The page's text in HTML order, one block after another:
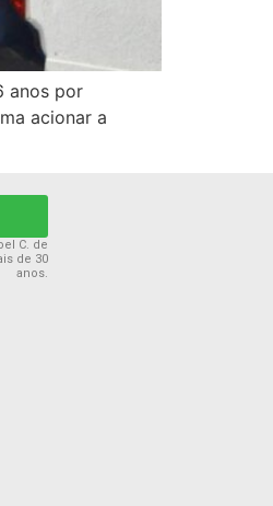
anos por
acionar a
C. de
de 30
anos.